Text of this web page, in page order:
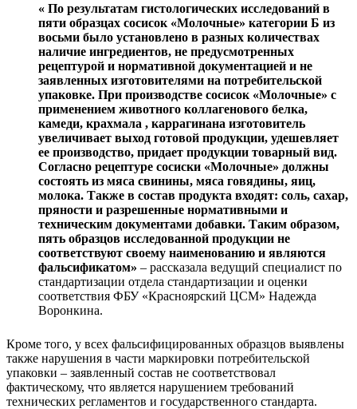
« По результатам гистологических исследований в
пяти образцах сосисок «Молочные» категории Б из
восьми было установлено в разных количествах
наличие ингредиентов, не предусмотренных
рецептурой и нормативной документацией и не
заявленных изготовителями на потребительской
упаковке. При производстве сосисок «Молочные» с
применением животного коллагенового белка,
камеди, крахмала , каррагинана изготовитель
увеличивает выход готовой продукции, удешевляет
ее производство, придает продукции товарный вид.
Согласно рецептуре сосиски «Молочные» должны
состоять из мяса свинины, мяса говядины, яиц,
молока. Также в состав продукта входят: соль, сахар,
пряности и разрешенные нормативными и
техническим документами добавки. Таким образом,
пять образцов исследованной продукции не
соответствуют своему наименованию и являются
фальсификатом» – рассказала ведущий специалист по
стандартизации отдела стандартизации и оценки
соответствия ФБУ «Красноярский ЦСМ» Надежда
Воронкина.
Кроме того, у всех фальсифицированных образцов выявлены
также нарушения в части маркировки потребительской
упаковки – заявленный состав не соответствовал
фактическому, что является нарушением требований
технических регламентов и государственного стандарта.